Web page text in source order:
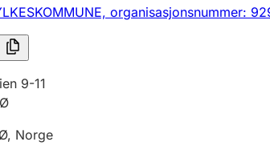
organisasjonsnummer:
9-11
, Norge